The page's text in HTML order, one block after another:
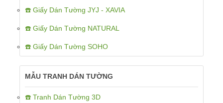
☎️ Giấy Dán Tường JYJ - XAVIA
☎️ Giấy Dán Tường NATURAL
☎️ Giấy Dán Tường SOHO
MẪU TRANH DÁN TƯỜNG
☎️ Tranh Dán Tường 3D